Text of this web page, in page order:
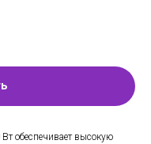
обеспечивает высокую